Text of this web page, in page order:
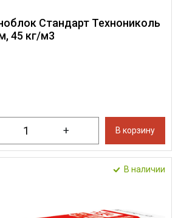
Стандарт Технониколь
45 кг/м3
+ В корзину
В наличии